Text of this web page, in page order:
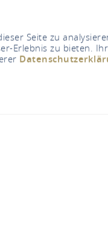
Seite zu
Erlebnis zu bieten.